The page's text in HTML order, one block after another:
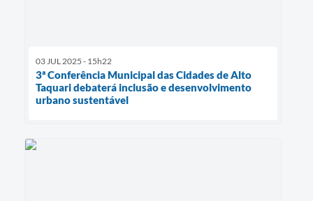
03 JUL 2025 - 15h22
3ª Conferência Municipal das Cidades de Alto
Taquari debaterá inclusão e desenvolvimento
urbano sustentável